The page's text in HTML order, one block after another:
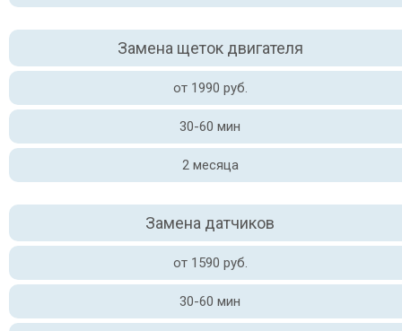
Замена щеток двигателя
от 1990 руб.
30-60 мин
2 месяца
Замена датчиков
от 1590 руб.
30-60 мин